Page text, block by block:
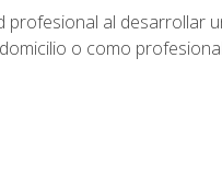
profesional al desarrollar
o como